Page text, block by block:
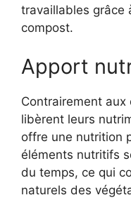
travaillables grâce
compost.
Apport
Contrairement aux
libèrent leurs
offre une nutrition
éléments nutritifs
du temps, ce qui
naturels des